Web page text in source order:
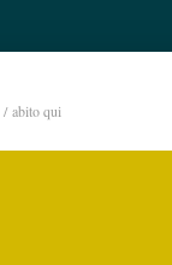
/ abito qui